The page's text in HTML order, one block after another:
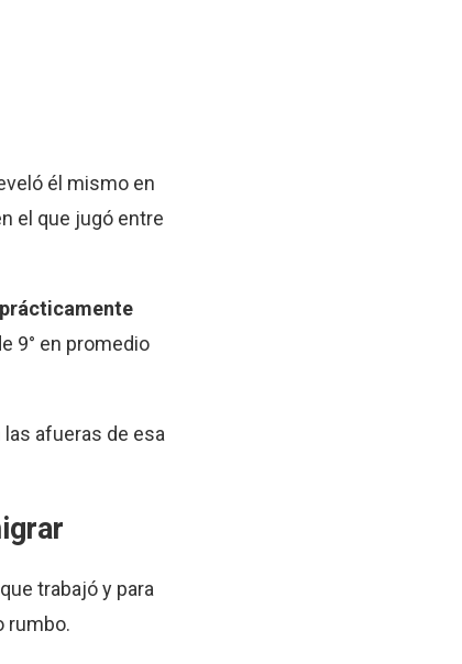
él mismo en
el que jugó entre
9° en promedio
afueras de esa
trabajó y para
rumbo.